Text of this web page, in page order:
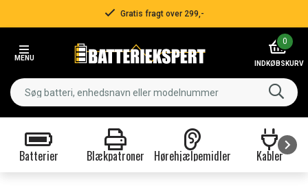
Gratis fragt over 299,-
MENU
0
INDKØBSKURV
Batterier Blækpatroner Hørehjælpemidler Kabler